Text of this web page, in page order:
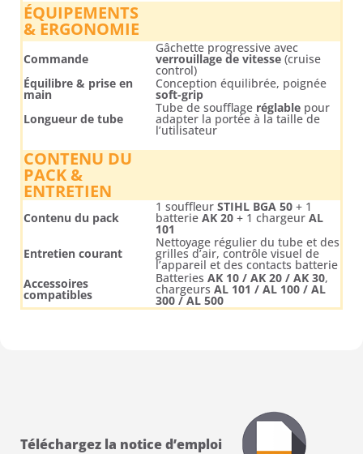
ÉQUIPEMENTS
& ERGONOMIE
Commande
Gâchette progressive avec
verrouillage de vitesse (cruise
control)
Équilibre & prise en
main
Conception équilibrée, poignée
soft-grip
Longueur de tube
Tube de soufflage réglable pour
adapter la portée à la taille de
l’utilisateur
CONTENU DU
PACK &
ENTRETIEN
Contenu du pack
1 souffleur STIHL BGA 50 + 1
batterie AK 20 + 1 chargeur AL
101
Entretien courant
Nettoyage régulier du tube et des
grilles d’air, contrôle visuel de
l’appareil et des contacts batterie
Accessoires
compatibles
Batteries AK 10 / AK 20 / AK 30,
chargeurs AL 101 / AL 100 / AL
300 / AL 500
Téléchargez la notice d’emploi